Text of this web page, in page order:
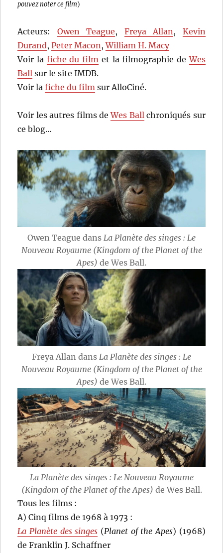
pouvez noter ce film)
Acteurs: Owen Teague, Freya Allan , Kevin
Durand,Peter Macon ,William H. Macy
Voir la fiche du film et la filmographie deWes
Ball sur le site IMDB.
Voir lafiche du film sur AlloCiné.
Voir les autres films deWes Ball chroniqués sur
ce blog…
Owen Teague dans La Planète des singes : Le
Nouveau Royaume (Kingdom of the Planet of the
Apes) de Wes Ball.
Freya Allan dans La Planète des singes : Le
Nouveau Royaume (Kingdom of the Planet of the
Apes) de Wes Ball.
La Planète des singes : Le Nouveau Royaume
(Kingdom of the Planet of the Apes) de Wes Ball.
Tous les films :
A) Cinq films de 1968 à 1973 :
La Planète des singes (Planet of the Apes) (1968)
de Franklin J. Schaffner